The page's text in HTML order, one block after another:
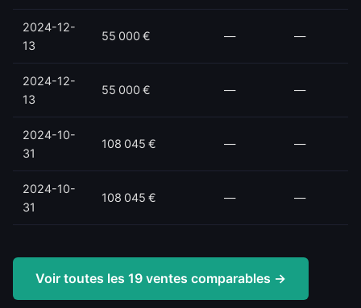
2024-12-
13
55 000 € — —
2024-12-
13
55 000 € — —
2024-10-
31
108 045 € — —
2024-10-
31
108 045 € — —
Voir toutes les 19 ventes comparables →